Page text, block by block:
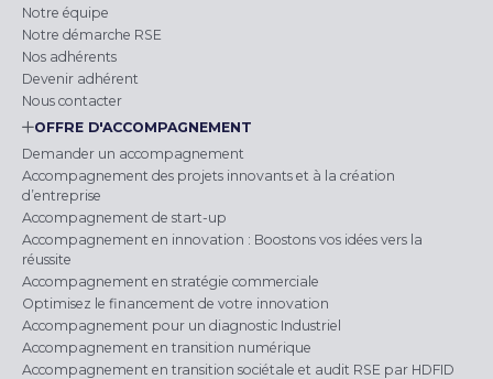
Notre équipe
Notre démarche RSE
Nos adhérents
Devenir adhérent
Nous contacter
OFFRE D'ACCOMPAGNEMENT
Demander un accompagnement
Accompagnement des projets innovants et à la création
d’entreprise
Accompagnement de start-up
Accompagnement en innovation : Boostons vos idées vers la
réussite
Accompagnement en stratégie commerciale
Optimisez le financement de votre innovation
Accompagnement pour un diagnostic Industriel
Accompagnement en transition numérique
Accompagnement en transition sociétale et audit RSE par HDFID